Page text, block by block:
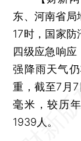
东、河南省局
17时，国家
四级应急响
强降雨天气
重，截至7月
毫米，较历
1939人。